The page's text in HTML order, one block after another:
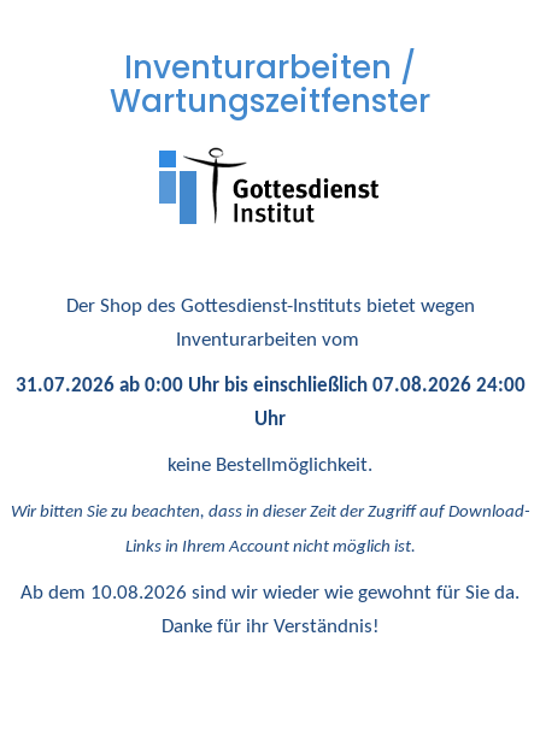
Inventurarbeiten /
Wartungszeitfenster
Der Shop des Gottesdienst-Instituts bietet wegen
Inventurarbeiten vom
31.07.2026 ab 0:00 Uhr bis einschließlich 07.08.2026 24:00
Uhr
keine Bestellmöglichkeit.
Wir bitten Sie zu beachten, dass in dieser Zeit der Zugriff auf Download-
Links in Ihrem Account nicht möglich ist.
Ab dem 10.08.2026 sind wir wieder wie gewohnt für Sie da.
Danke für ihr Verständnis!